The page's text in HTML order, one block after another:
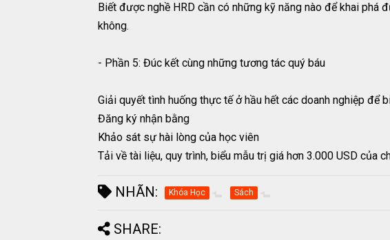
Biết được nghề HRD cần có những kỹ năng nào để khai phá
không.
- Phần 5: Đúc kết cùng những tương tác quý báu
Giải quyết tình huống thực tế ở hầu hết các doanh nghiệp để
Đăng ký nhận bằng
Khảo sát sự hài lòng của học viên
Tải về tài liệu, quy trình, biểu mẫu trị giá hơn 3.000 USD của
NHÃN: Khóa Học Sách
SHARE: